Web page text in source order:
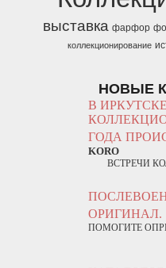
выставка фарфор
коллекционирование
НОВЫЕ
В
ГОДА
KORO
ВСТРЕЧИ
ОРИГИНАЛ.
ПОМОГИТЕ